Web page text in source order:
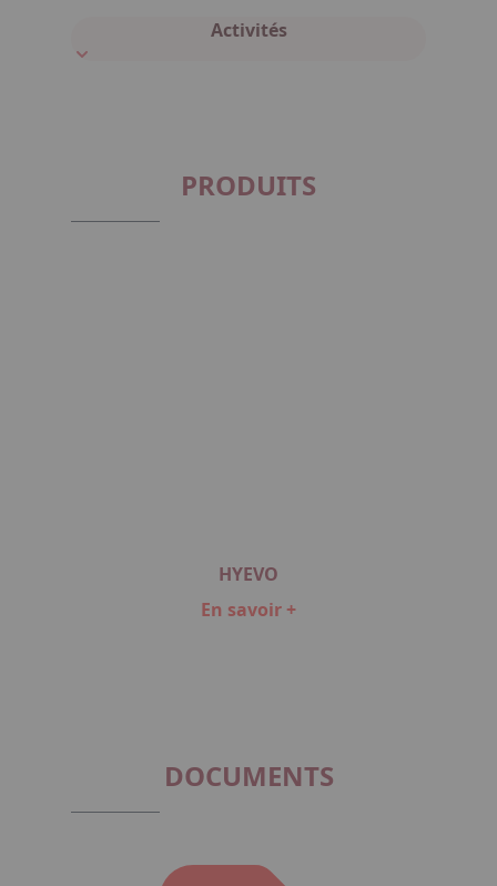
Activités
PRODUITS
HYEVO
En savoir +
DOCUMENTS